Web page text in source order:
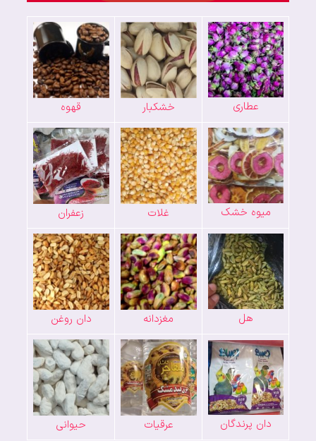
عطاری خشکبار قهوه
میوه خشک غلات زعفران
هل مغزدانه دان روغن
دان پرندگان عرقیات حیوانی